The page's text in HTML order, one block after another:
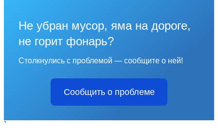
Не убран мусор, яма на дороге,
не горит фонарь?
Столкнулись с проблемой — сообщите о ней!
Сообщить о проблеме
`